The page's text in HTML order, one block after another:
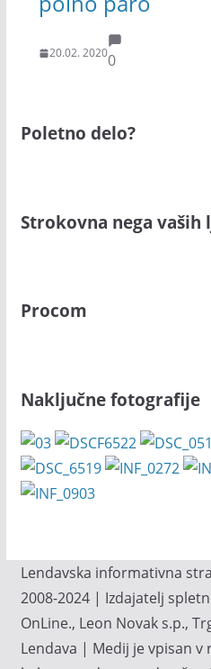
20.02. 20200
Poletno delo?
Strokovna nega
Procom
Naključne fotografije
Lendavska informativna
2008-2024 | Izdajatelj
OnLine., Leon Novak s.p.,
Lendava | Medij je vpisan